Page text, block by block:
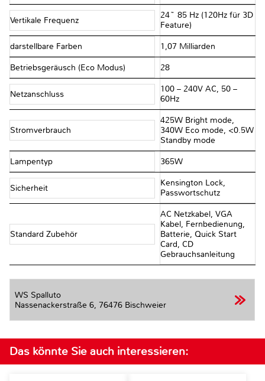
Vertikale Frequenz
24~ 85 Hz (120Hz für 3D
Feature)
darstellbare Farben 1,07 Milliarden
Betriebsgeräusch (Eco Modus) 28
Netzanschluss
100 – 240V AC, 50 –
60Hz
Stromverbrauch
425W Bright mode,
340W Eco mode, <0.5W
Standby mode
Lampentyp 365W
Sicherheit
Kensington Lock,
Passwortschutz
Standard Zubehör
AC Netzkabel, VGA
Kabel, Fernbedienung,
Batterie, Quick Start
Card, CD
Gebrauchsanleitung
WS Spalluto
Nassenackerstraße 6, 76476 Bischweier
Das könnte Sie auch interessieren: